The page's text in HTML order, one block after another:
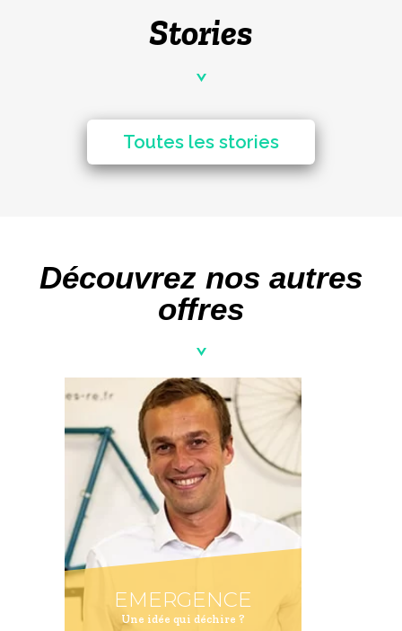
Stories
Toutes les stories
Découvrez nos autres
offres
EMERGENCE
Une idée qui déchire ?